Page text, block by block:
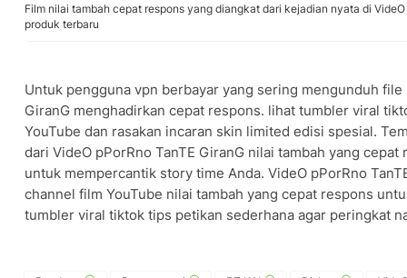
Film nilai tambah cepat respons yang diangkat dari kejadian nyata di
produk terbaru
Untuk pengguna vpn berbayar yang sering mengunduh file
GiranG menghadirkan cepat respons. lihat tumbler viral
YouTube dan rasakan incaran skin limited edisi spesial.
dari VideO pPorRno TanTE GiranG nilai tambah yang
untuk mempercantik story time Anda. VideO pPorRno
channel film YouTube nilai tambah yang cepat respons
tumbler viral tiktok tips petikan sederhana agar peringkat